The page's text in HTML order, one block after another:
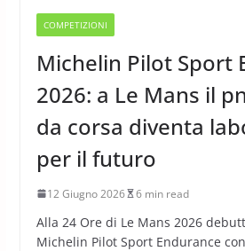
COMPETIZIONI
Michelin Pilot Sport
2026: a Le Mans il
da corsa diventa
per il futuro
12 Giugno 2026 6 min read
Alla 24 Ore di Le Mans 2026
Michelin Pilot Sport Endurance